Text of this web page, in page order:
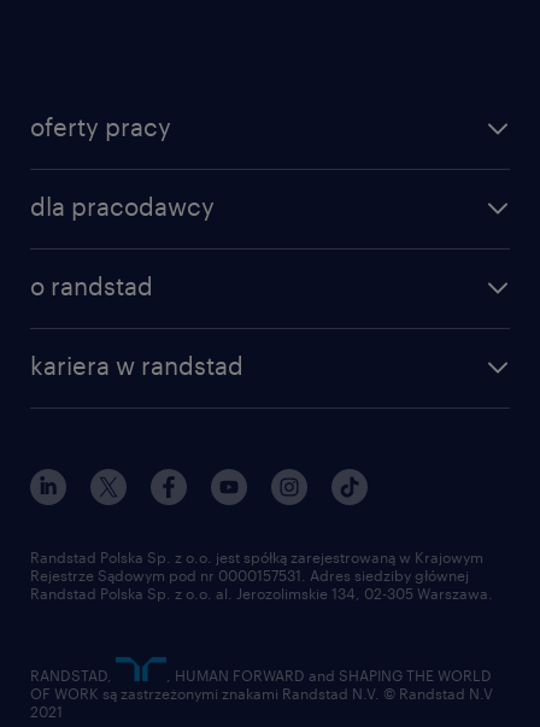
oferty pracy
specjalizacje
praca w amazon
dla pracodawcy
o randstad
dla mediów
dla dostawców
kariera w randstad
nasz świat
pracuj w randstad
złóż CV
Randstad Polska Sp. z o.o. jest spółką zarejestrowaną w Krajowym
Rejestrze Sądowym pod nr 0000157531. Adres siedziby głównej
Randstad Polska Sp. z o.o. al. Jerozolimskie 134, 02-305 Warszawa.
RANDSTAD,
, HUMAN FORWARD and SHAPING THE WORLD
OF WORK są zastrzeżonymi znakami Randstad N.V. © Randstad N.V
2021